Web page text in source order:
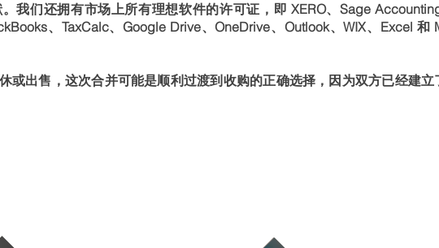
我们还拥有市场上所有理想软件的许可证，即 XERO、Sage
、TaxCalc、Google Drive、OneDrive、Outlook、WIX、Excel 和
或出售，这次合并可能是顺利过渡到收购的正确选择，因为双方已经建立